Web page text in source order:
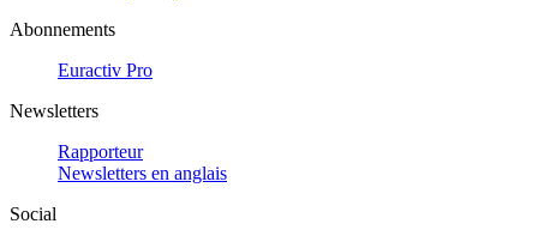
Abonnements
Euractiv Pro
Newsletters
Rapporteur
Newsletters en anglais
Social